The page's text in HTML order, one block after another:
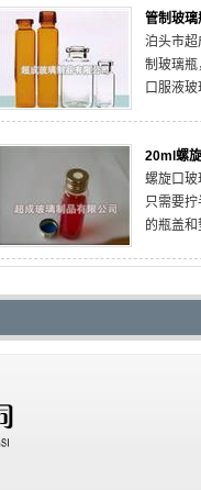
管制玻璃
泊头市超
制玻璃瓶
口服液
铝塑组合
机，小型
20ml螺
螺旋口玻
只需要
的瓶盖
品。我公
家，生产